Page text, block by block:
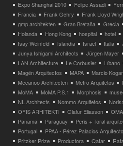
Expo Shanghai 2010
Felipe Assadi
Francia
Frank Gehry Frank Lloyd
gmp architekten
Gran Bretaña Grecia
Holanda
Hong Kong hospital hotel
Isay Weinfeld
Islandia Israel Italia
Junya Ishigami Architects
Jürgen Mayer
LAN Architecture
Le Corbusier Líbano
Magén Arquitectos
MAPA Marcio
Mecanoo Architecten
Metro Arquitetos
MoMA
MoMA P.S.1 Morphosis
NL Architects
Nommo Arquitetos
OFIS ARHITEKTI
Olafur Eliasson OMA
Panamá
Paraguay Peris + Toral
Portugal
PPAA - Pérez Palacios
Pritzker Prize
Productora Qatar